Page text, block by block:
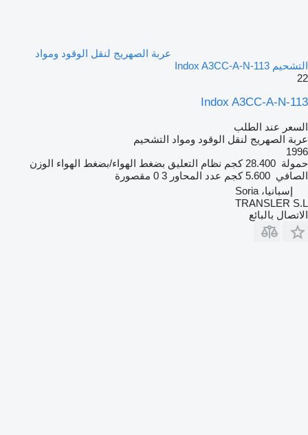
عربة الصهريج لنقل الوقود ومواد
التشحيم Indox A3CC-A-N-113
22
Indox A3CC-A-N-113
السعر عند الطلب
عربة الصهريج لنقل الوقود ومواد التشحيم
1996
حمولة 28.400 كجم نظام التعليق بضغط الهواء/بضغط الهواء الوزن
الصافي 5.600 كجم عدد المحاور 3 0 مقصورة
إسبانيا، Soria
TRANSLER S.L
الاتصال بالبائع